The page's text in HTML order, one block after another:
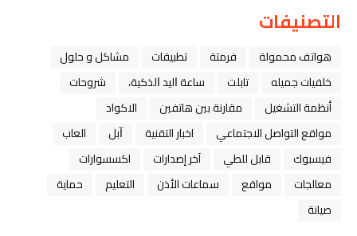
التصنيفات
هواتف محمولة فرمتة تطبيقات
مشاكل و حلول
خلفيات جميله
تابلت ﺳﺎﻋﺔ ﺍﻟﻴﺪ ﺍﻟﺬﻛﻴﺔ،
شروحات
أنظمة التشغيل
مقارنة بين هاتفين
الاكواد
مواقع التواصل الاجتماعي
اخبار التقنية ﺁﺑﻞ
العاب
فيسبوك
قابل للطي آخر إصدارات
اكسسوارات
معالجات
مواقع سماعات الأذن التعليم
حماية
صيانة